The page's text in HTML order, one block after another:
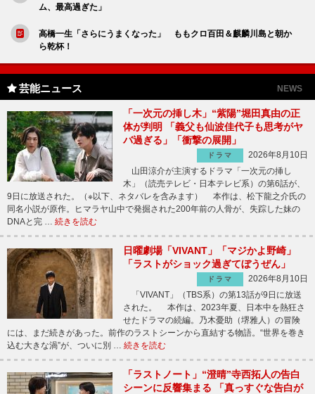
ム、最高過ぎた」
高橋一生「さらにうまくなった」 ももクロ百田＆麒麟川島と朝か
ら乾杯！
芸能ニュース NEWS
「一次元の挿し木」“紫陽”堀田真由の正
体が判明 「義父も仙波佳代子も思考がヤ
バ過ぎる」「衝撃の展開」
ドラマ
2026年8月10日
山田涼介が主演するドラマ「一次元の挿し
木」（読売テレビ・日本テレビ系）の第6話が、
9日に放送された。（※以下、ネタバレを含みます） 本作は、松下龍之介氏の
同名小説が原作。ヒマラヤ山中で発掘された200年前の人骨が、失踪した妹の
DNAと完 … 続きを読む
日曜劇場「VIVANT」「マジかよ野崎」
「ラストがショック過ぎてぼうぜん」
ドラマ
2026年8月10日
「VIVANT」（TBS系）の第13話が9日に放送
された。 本作は、2023年夏、日本中を熱狂さ
せたドラマの続編。乃木憂助（堺雅人）の冒険
には、まだ続きがあった。前作のラストシーンから直結する物語。“世界を巻き
込む大きな渦”が、ついに別 … 続きを読む
「ラストノート」“澄晴”寺西拓人の告白
シーンに反響集まる 「真っすぐな告白が